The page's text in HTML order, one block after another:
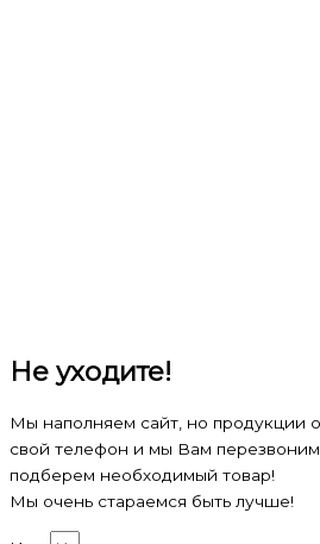
Не уходите!
Мы наполняем сайт, но продукции
свой телефон и мы Вам
подберем необходимый товар!
Мы очень стараемся быть лучше!